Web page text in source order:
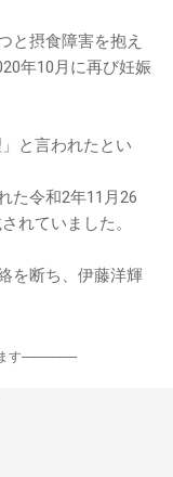
と摂食障害を抱え
年10月に再び妊娠
と言われたとい
た令和2年11月26
れていました。
を断ち、伊藤洋輝
-----------------